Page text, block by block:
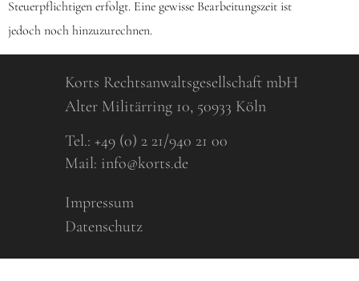
Steuerpflichtigen erfolgt. Eine gewisse Bearbeitungszeit ist
jedoch noch hinzuzurechnen.
Korts Rechtsanwaltsgesellschaft mbH
Alter Militärring 10, 50933 Köln
Tel.: +49 (0) 2 21/940 21 00
Mail: info@korts.de
Impressum
Datenschutz